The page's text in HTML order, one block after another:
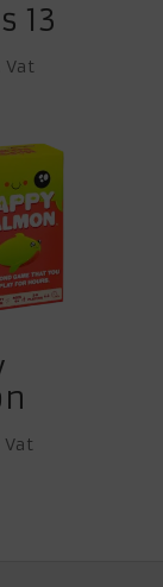
13
Vat
Vat